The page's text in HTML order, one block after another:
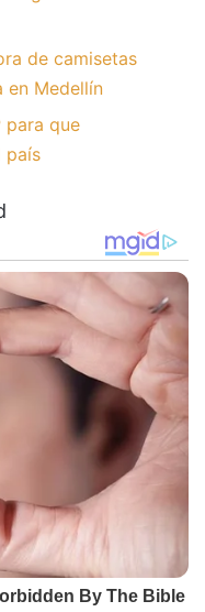
de camisetas
en Medellín
para que
país